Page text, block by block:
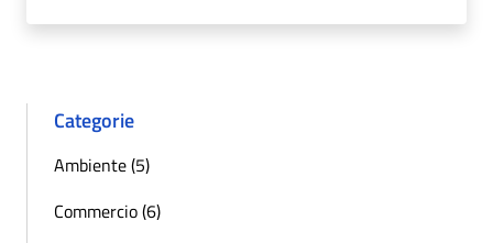
Categorie
Ambiente (5)
Commercio (6)